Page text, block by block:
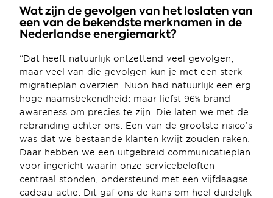
Wat zijn de gevolgen van het loslaten van
een van de bekendste merknamen in de
Nederlandse energiemarkt?
“Dat heeft natuurlijk ontzettend veel gevolgen,
maar veel van die gevolgen kun je met een sterk
migratieplan overzien. Nuon had natuurlijk een erg
hoge naamsbekendheid: maar liefst 96% brand
awareness om precies te zijn. Die laten we met de
rebranding achter ons. Een van de grootste risico’s
was dat we bestaande klanten kwijt zouden raken.
Daar hebben we een uitgebreid communicatieplan
voor ingericht waarin onze servicebeloften
centraal stonden, ondersteund met een vijfdaagse
cadeau-actie. Dit gaf ons de kans om heel duidelijk